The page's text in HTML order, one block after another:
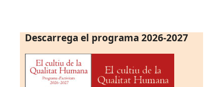
Descarrega el programa 2026-2027